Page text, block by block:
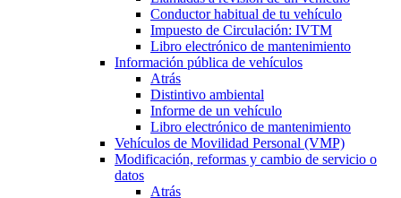
Conductor habitual de tu vehículo
Impuesto de Circulación: IVTM
Libro electrónico de mantenimiento
Información pública de vehículos
Atrás
Distintivo ambiental
Informe de un vehículo
Libro electrónico de mantenimiento
Vehículos de Movilidad Personal (VMP)
Modificación, reformas y cambio de servicio o
datos
Atrás